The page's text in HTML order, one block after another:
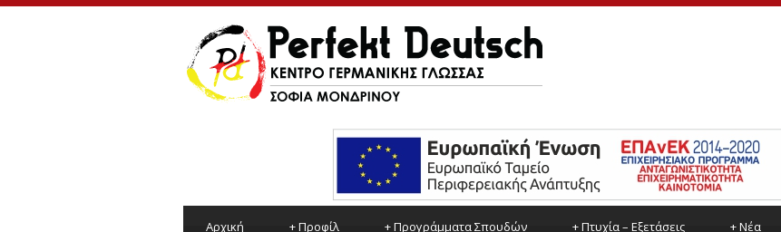
Αρχική Προφίλ
+ Πρoγράμματα Σπουδών
+ Πτυχία – Εξετάσεις
+ Νέα
+